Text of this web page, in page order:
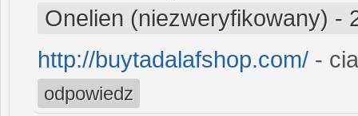
Onelien (niezweryfikowany) -
http://buytadalafshop.com/ -
odpowiedz